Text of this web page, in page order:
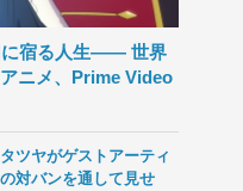
に宿る人生―― 世界
ニメ、Prime Video
ツヤがゲストアーティ
対バンを通して見せ